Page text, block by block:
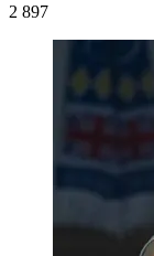
2 897